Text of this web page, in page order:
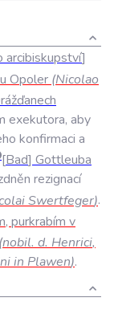
arcibiskupství
Opoler (Nicolao
exekutora, aby
konfirmaci a
Bad Gottleuba
rezignací
Swertfeger).
, purkrabím v
(nobil. d. Henrici,
in Plawen).